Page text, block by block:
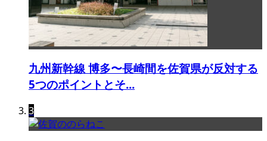
九州新幹線 博多〜長崎間を佐賀県が反対する
5つのポイントとそ...
3